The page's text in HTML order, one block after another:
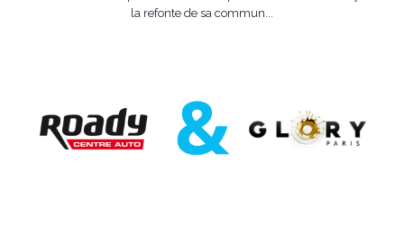
la refonte de sa commun...